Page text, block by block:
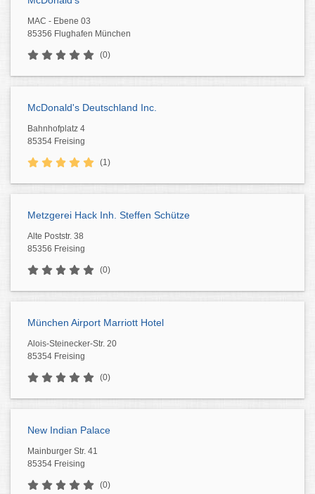
MAC - Ebene 03
85356 Flughafen München
(0)
McDonald's Deutschland Inc.
Bahnhofplatz 4
85354 Freising
(1)
Metzgerei Hack Inh. Steffen Schütze
Alte Poststr. 38
85356 Freising
(0)
München Airport Marriott Hotel
Alois-Steinecker-Str. 20
85354 Freising
(0)
New Indian Palace
Mainburger Str. 41
85354 Freising
(0)